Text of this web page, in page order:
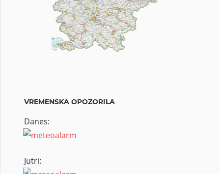
VREMENSKA OPOZORILA
Danes:
Jutri: